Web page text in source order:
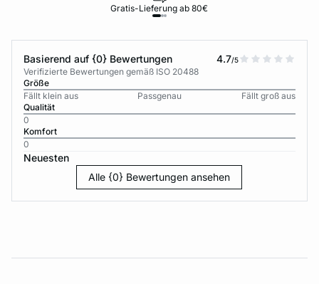
Gratis-Lieferung ab 80€
Basierend auf {0} Bewertungen 4.7/5
Verifizierte Bewertungen gemäß ISO 20488
Größe
Fällt klein aus
Passgenau
Fällt groß aus
Qualität
0
Komfort
0
Neuesten
Alle {0} Bewertungen ansehen